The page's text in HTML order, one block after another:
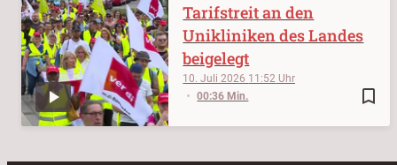
bookmark_border
10. Juli 2026 11:52
00:36 Min.
Tarifstreit an den
Unikliniken des Landes
beigelegt